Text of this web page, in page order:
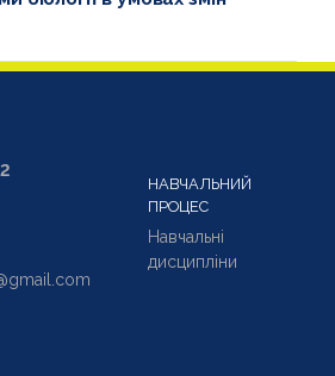
НАВЧАЛЬНИЙ
ПРОЦЕС
Навчальні
дисципліни